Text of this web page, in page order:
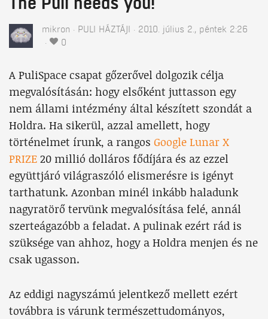
mikron PULI HÁZTÁJI
2010. július 2., péntek 2:26
0
A PuliSpace csapat gőzerővel dolgozik célja
megvalósításán: hogy elsőként juttasson egy
nem állami intézmény által készített szondát a
Holdra. Ha sikerül, azzal amellett, hogy
történelmet írunk, a rangos Google Lunar X
PRIZE 20 millió dolláros fődíjára és az ezzel
együttjáró világraszóló elismerésre is igényt
tarthatunk. Azonban minél inkább haladunk
nagyratörő tervünk megvalósítása felé, annál
szerteágazóbb a feladat. A pulinak ezért rád is
szüksége van ahhoz, hogy a Holdra menjen és ne
csak ugasson.
Az eddigi nagyszámú jelentkező mellett ezért
továbbra is várunk természettudományos,